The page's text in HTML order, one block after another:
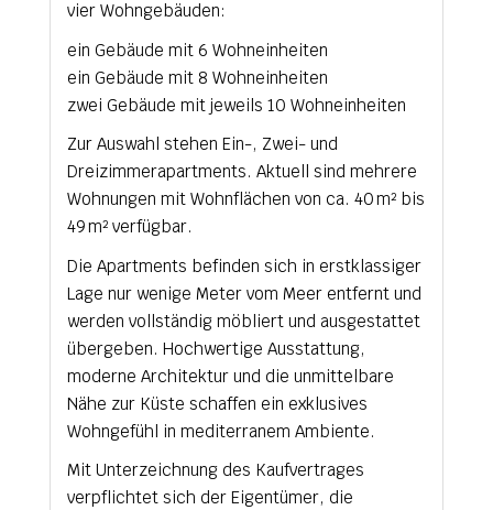
vier Wohngebäuden:
ein Gebäude mit 6 Wohneinheiten
ein Gebäude mit 8 Wohneinheiten
zwei Gebäude mit jeweils 10 Wohneinheiten
Zur Auswahl stehen Ein-, Zwei- und
Dreizimmerapartments. Aktuell sind mehrere
Wohnungen mit Wohnflächen von ca. 40 m² bis
49 m² verfügbar.
Die Apartments befinden sich in erstklassiger
Lage nur wenige Meter vom Meer entfernt und
werden vollständig möbliert und ausgestattet
übergeben. Hochwertige Ausstattung,
moderne Architektur und die unmittelbare
Nähe zur Küste schaffen ein exklusives
Wohngefühl in mediterranem Ambiente.
Mit Unterzeichnung des Kaufvertrages
verpflichtet sich der Eigentümer, die